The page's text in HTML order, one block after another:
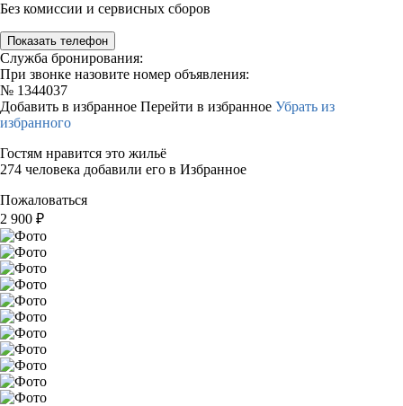
Без комиссии и сервисных сборов
Показать телефон
Служба бронирования:
При звонке назовите номер объявления:
№ 1344037
Добавить в избранное Перейти в избранное Убрать из
избранного
Гостям нравится это жильё
274 человека добавили его в Избранное
Пожаловаться
2 900 ₽